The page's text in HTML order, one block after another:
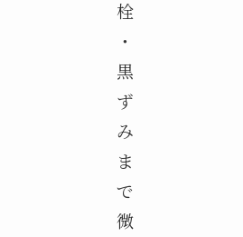
栓
・
黒
ず
み
ま
で
微